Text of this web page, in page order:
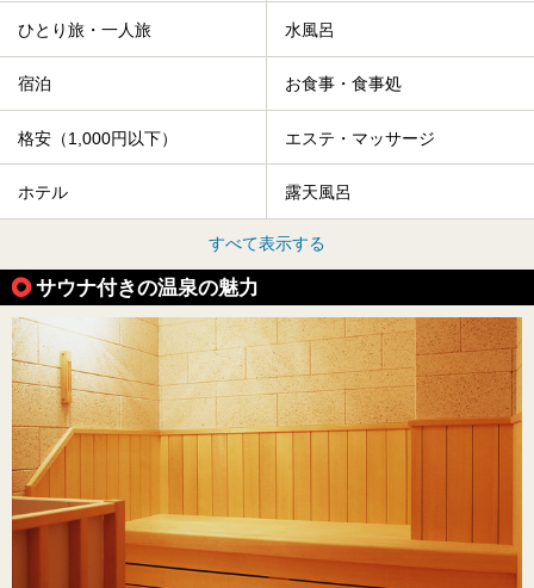
ひとり旅・一人旅 水風呂
宿泊 お食事・食事処
格安（1,000円以下） エステ・マッサージ
ホテル 露天風呂
すべて表示する
サウナ付きの温泉の魅力